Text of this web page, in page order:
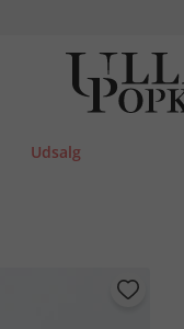
Udsalg